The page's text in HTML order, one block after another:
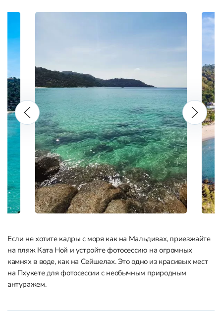
Если не хотите кадры с моря как на Мальдивах, приезжайте
на пляж Ката Ной и устройте фотосессию на огромных
камнях в воде, как на Сейшелах. Это одно из красивых мест
на Пхукете для фотосессии с необычным природным
антуражем.